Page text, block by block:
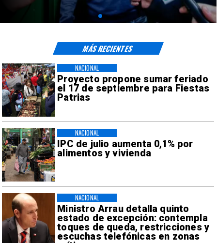
Proyecto propone sumar feriado
el 17 de septiembre para Fiestas
Patrias
NACIONAL
IPC de julio aumenta 0,1% por
alimentos y vivienda
NACIONAL
Ministro Arrau detalla quinto
estado de excepción: contempla
toques de queda, restricciones y
escuchas telefónicas en zonas
NACIONAL
MÁS RECIENTES